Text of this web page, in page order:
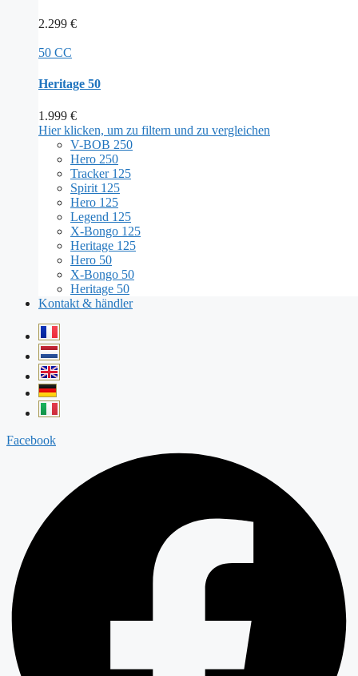
2.299 €
50 CC
Heritage 50
1.999 €
Hier klicken, um zu filtern und zu vergleichen
V-BOB 250
Hero 250
Tracker 125
Spirit 125
Hero 125
Legend 125
X-Bongo 125
Heritage 125
Hero 50
X-Bongo 50
Heritage 50
Kontakt & händler
Facebook